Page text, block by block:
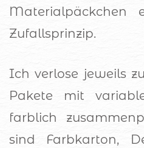
Materialpäckchen
Zufallsprinzip.
Ich verlose jeweils
Pakete mit
farblich
sind Farbkarton,